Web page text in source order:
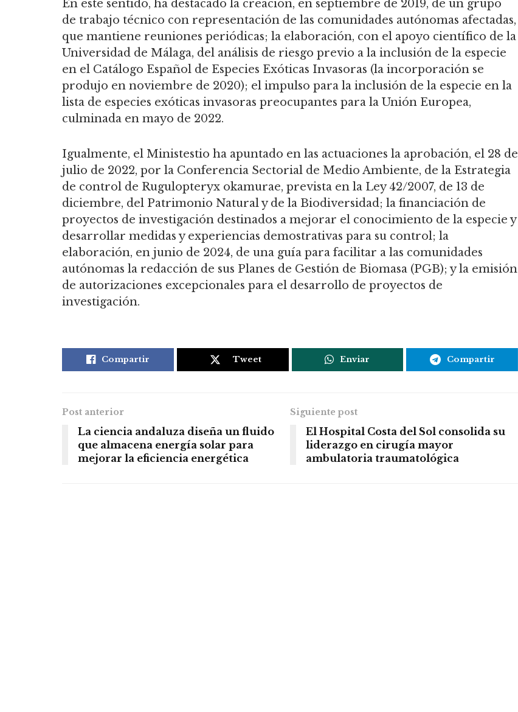
En este sentido, ha destacado la creación, en septiembre de 2019, de un grupo
de trabajo técnico con representación de las comunidades autónomas afectadas,
que mantiene reuniones periódicas; la elaboración, con el apoyo científico de la
Universidad de Málaga, del análisis de riesgo previo a la inclusión de la especie
en el Catálogo Español de Especies Exóticas Invasoras (la incorporación se
produjo en noviembre de 2020); el impulso para la inclusión de la especie en la
lista de especies exóticas invasoras preocupantes para la Unión Europea,
culminada en mayo de 2022.
Igualmente, el Ministestio ha apuntado en las actuaciones la aprobación, el 28 de
julio de 2022, por la Conferencia Sectorial de Medio Ambiente, de la Estrategia
de control de Rugulopteryx okamurae, prevista en la Ley 42/2007, de 13 de
diciembre, del Patrimonio Natural y de la Biodiversidad; la financiación de
proyectos de investigación destinados a mejorar el conocimiento de la especie y
desarrollar medidas y experiencias demostrativas para su control; la
elaboración, en junio de 2024, de una guía para facilitar a las comunidades
autónomas la redacción de sus Planes de Gestión de Biomasa (PGB); y la emisión
de autorizaciones excepcionales para el desarrollo de proyectos de
investigación.
Compartir Tweet Enviar Compartir
Post anterior
La ciencia andaluza diseña un fluido
que almacena energía solar para
mejorar la eficiencia energética
Siguiente post
El Hospital Costa del Sol consolida su
liderazgo en cirugía mayor
ambulatoria traumatológica